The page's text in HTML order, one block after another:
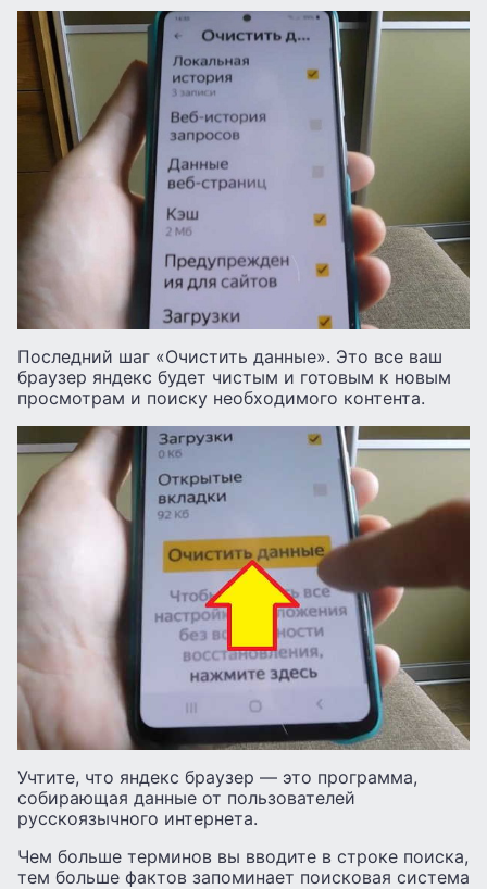
Последний шаг «Очистить данные». Это все ваш
браузер яндекс будет чистым и готовым к новым
просмотрам и поиску необходимого контента.
Учтите, что яндекс браузер — это программа,
собирающая данные от пользователей
русскоязычного интернета.
Чем больше терминов вы вводите в строке поиска,
тем больше фактов запоминает поисковая система